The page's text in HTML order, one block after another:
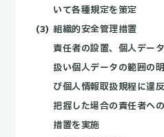
いて各種規定を策定
組織的安全管理措置
責任者の設置、個人デー
扱い個人データの範囲の
び個人情報取扱規程に違
把握した場合の責任者へ
措置を実施